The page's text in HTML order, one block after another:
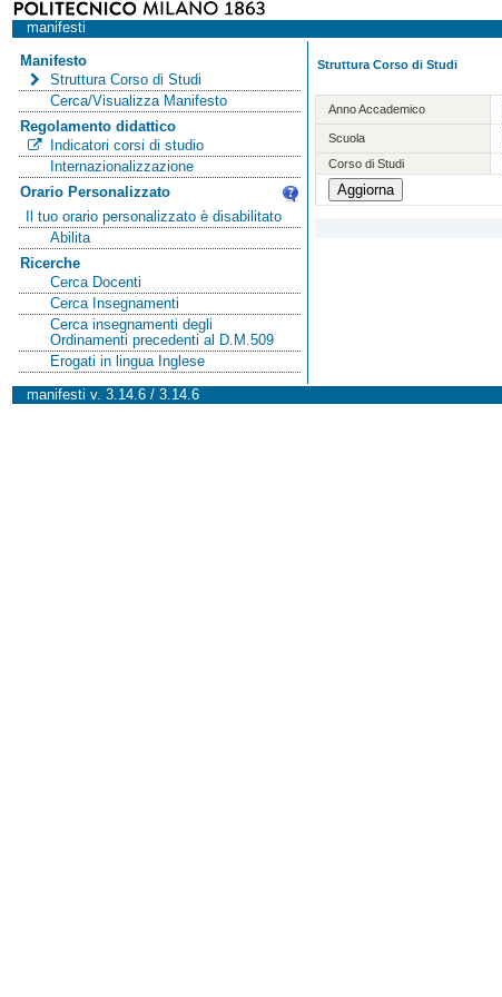
manifesti
Manifesto
Struttura Corso di Studi
Cerca/Visualizza Manifesto
Regolamento didattico
Indicatori corsi di studio
Internazionalizzazione
Orario Personalizzato
Il tuo orario personalizzato è disabilitato
Abilita
Ricerche
Cerca Docenti
Cerca Insegnamenti
Cerca insegnamenti degli
Ordinamenti precedenti al D.M.509
Erogati in lingua Inglese
Struttura Corso di Studi
Anno Accademico
Scuola
Corso di Studi
manifesti v. 3.14.6 / 3.14.6